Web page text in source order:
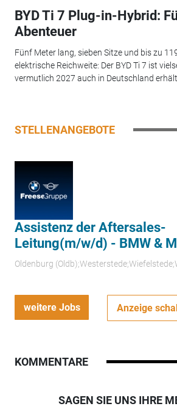
BYD Ti 7 Plug-in-Hybrid:
Abenteuer
Fünf Meter lang, sieben Sitze und bis zu
elektrische Reichweite: Der BYD Ti 7 ist
vermutlich 2027 auch in Deutschland
STELLENANGEBOTE
Assistenz der Aftersales-
Leitung(m/w/d) - BMW &
Oldenburg
weitere Jobs Anzeige
KOMMENTARE
SAGEN SIE UNS IHRE